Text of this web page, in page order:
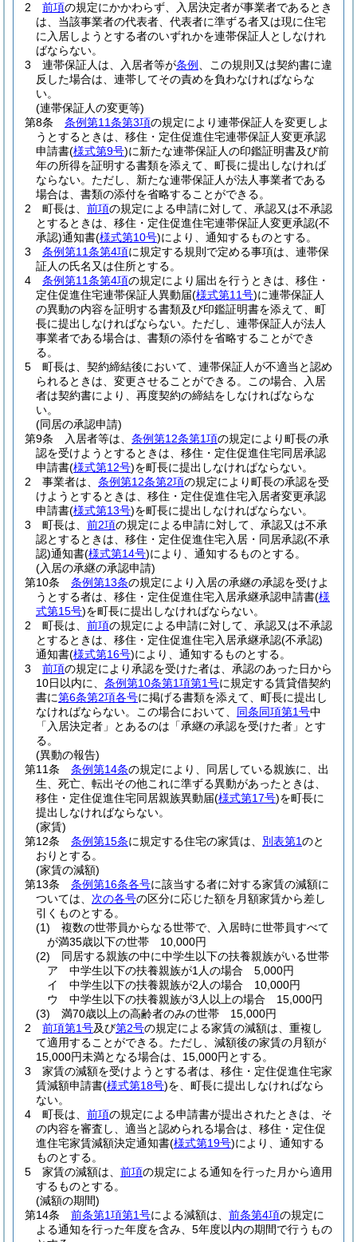
2
前項の規定にかかわらず、入居決定者が事業者であるとき
は、当該事業者の代表者、代表者に準ずる者又は現に住宅
に入居しようとする者のいずれかを連帯保証人としなけれ
ばならない。
3
連帯保証人は、入居者等が条例
、この規則又は契約書に違
反した場合は、連帯してその責めを負わなければならな
い。
(連帯保証人の変更等)
第8条
条例第11条第3項の規定により連帯保証人を変更しよ
うとするときは、移住・定住促進住宅連帯保証人変更承認
申請書(様式第9号)に新たな連帯保証人の印鑑証明書及び前
年の所得を証明する書類を添えて、町長に提出しなければ
ならない。 ただし、新たな連帯保証人が法人事業者である
場合は、書類の添付を省略することができる。
2
町長は、 前項の規定による申請に対して、承認又は不承認
とするときは、移住・定住促進住宅連帯保証人変更承認(不
承認)通知書(様式第10号)により、通知するものとする。
3
条例第11条第4項に規定する規則で定める事項は、連帯保
証人の氏名又は住所とする。
4
条例第11条第4項の規定により届出を行うときは、移住・
定住促進住宅連帯保証人異動届(様式第11号)に連帯保証人
の異動の内容を証明する書類及び印鑑証明書を添えて、町
長に提出しなければならない。 ただし、連帯保証人が法人
事業者である場合は、書類の添付を省略することができ
る。
5
町長は、契約締結後において、連帯保証人が不適当と認め
られるときは、変更させることができる。
この場合、入居
者は契約書により、再度契約の締結をしなければならな
い。
(同居の承認申請)
第9条
入居者等は、 条例第12条第1項の規定により町長の承
認を受けようとするときは、移住・定住促進住宅同居承認
申請書(様式第12号)を町長に提出しなければならない。
2
事業者は、 条例第12条第2項の規定により町長の承認を受
けようとするときは、移住・定住促進住宅入居者変更承認
申請書(様式第13号)を町長に提出しなければならない。
3
町長は、 前2項の規定による申請に対して、承認又は不承
認とするときは、移住・定住促進住宅入居・同居承認(不承
認)通知書(様式第14号)により、通知するものとする。
(入居の承継の承認申請)
第10条
条例第13条の規定により入居の承継の承認を受けよ
うとする者は、移住・定住促進住宅入居承継承認申請書(様
式第15号)を町長に提出しなければならない。
2
町長は、 前項の規定による申請に対して、承認又は不承認
とするときは、移住・定住促進住宅入居承継承認(不承認)
通知書(様式第16号)により、通知するものとする。
3
前項の規定により承認を受けた者は、承認のあった日から
10日以内に、 条例第10条第1項第1号に規定する賃貸借契約
書に第6条第2項各号に掲げる書類を添えて、町長に提出し
なければならない。
この場合において、 同条同項第1号中
「入居決定者」とあるのは「承継の承認を受けた者」とす
る。
(異動の報告)
第11条
条例第14条の規定により、同居している親族に、出
生、死亡、転出その他これに準ずる異動があったときは、
移住・定住促進住宅同居親族異動届(様式第17号)を町長に
提出しなければならない。
(家賃)
第12条
条例第15条に規定する住宅の家賃は、 別表第1のと
おりとする。
(家賃の減額)
第13条
条例第16条各号に該当する者に対する家賃の減額に
ついては、 次の各号の区分に応じた額を月額家賃から差し
引くものとする。
(1)
複数の世帯員からなる世帯で、入居時に世帯員すべて
が満35歳以下の世帯 10,000円
(2)
同居する親族の中に中学生以下の扶養親族がいる世帯
ア
中学生以下の扶養親族が1人の場合 5,000円
イ
中学生以下の扶養親族が2人の場合 10,000円
ウ
中学生以下の扶養親族が3人以上の場合 15,000円
(3)
満70歳以上の高齢者のみの世帯 15,000円
2
前項第1号及び第2号の規定による家賃の減額は、重複し
て適用することができる。 ただし、減額後の家賃の月額が
15,000円未満となる場合は、15,000円とする。
3
家賃の減額を受けようとする者は、移住・定住促進住宅家
賃減額申請書(様式第18号)を、町長に提出しなければなら
ない。
4
町長は、 前項の規定による申請書が提出されたときは、そ
の内容を審査し、適当と認められる場合は、移住・定住促
進住宅家賃減額決定通知書(様式第19号)により、通知する
ものとする。
5
家賃の減額は、 前項の規定による通知を行った月から適用
するものとする。
(減額の期間)
第14条
前条第1項第1号による減額は、 前条第4項の規定に
よる通知を行った年度を含み、5年度以内の期間で行うもの